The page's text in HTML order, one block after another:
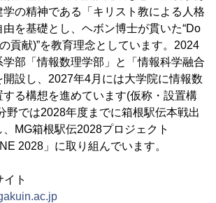
学の精神である「キリスト教による人格
を基礎とし、ヘボン博士が貫いた“Do
貢献)”を教育理念としています。2024
部「情報数理学部」と「情報科学融合
設し、2027年4月には大学院に情報数
る構想を進めています(仮称・設置構
野では2028年度までに箱根駅伝本戦出
MG箱根駅伝2028プロジェクト
2028」に取り組んでいます。
ト